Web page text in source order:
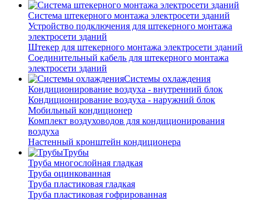
Система штекерного монтажа электросети зданий
Устройство подключения для штекерного монтажа
электросети зданий
Штекер для штекерного монтажа электросети зданий
Соединительный кабель для штекерного монтажа
электросети зданий
Системы охлаждения
Кондиционирование воздуха - внутренний блок
Кондиционирование воздуха - наружний блок
Мобильный кондиционер
Комплект воздуховодов для кондиционирования
воздуха
Настенный кронштейн кондиционера
Трубы
Труба многослойная гладкая
Труба оцинкованная
Труба пластиковая гладкая
Труба пластиковая гофрированная